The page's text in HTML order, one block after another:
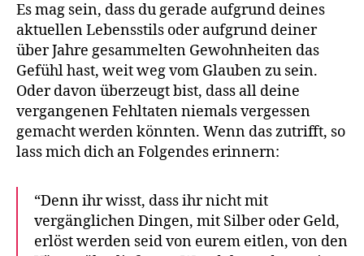
Es mag sein, dass du gerade aufgrund deines
aktuellen Lebensstils oder aufgrund deiner
über Jahre gesammelten Gewohnheiten das
Gefühl hast, weit weg vom Glauben zu sein.
Oder davon überzeugt bist, dass all deine
vergangenen Fehltaten niemals vergessen
gemacht werden könnten. Wenn das zutrifft, so
lass mich dich an Folgendes erinnern:
“Denn ihr wisst, dass ihr nicht mit
vergänglichen Dingen, mit Silber oder Geld,
erlöst werden seid von eurem eitlen, von den